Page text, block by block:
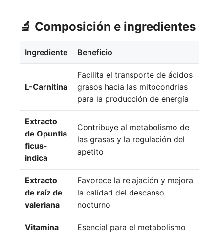
🔬 Composición e ingredientes
Ingrediente Beneficio
L-Carnitina
Facilita el transporte de ácidos
grasos hacia las mitocondrias
para la producción de energía
Extracto
de Opuntia
ficus-
indica
Contribuye al metabolismo de
las grasas y la regulación del
apetito
Extracto
de raíz de
valeriana
Favorece la relajación y mejora
la calidad del descanso
nocturno
Vitamina
Esencial para el metabolismo